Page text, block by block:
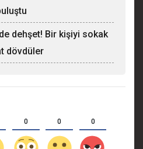
dehşet! Bir kişiyi sokak
dövdüler
0 0 0